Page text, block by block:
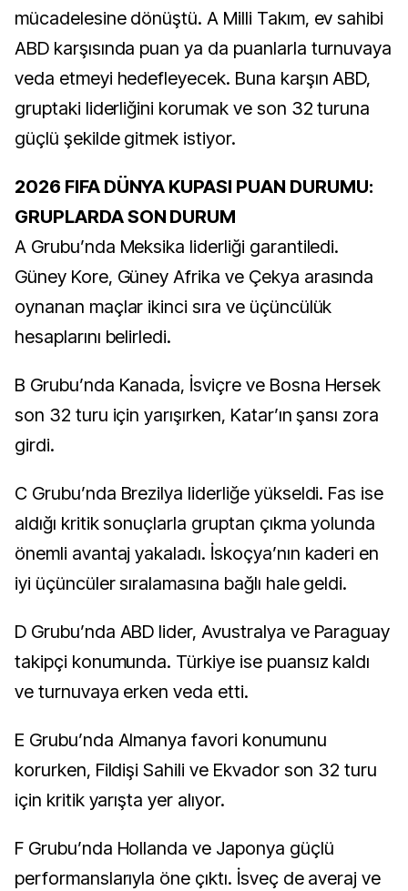
mücadelesine dönüştü. A Milli Takım, ev sahibi
ABD karşısında puan ya da puanlarla turnuvaya
veda etmeyi hedefleyecek. Buna karşın ABD,
gruptaki liderliğini korumak ve son 32 turuna
güçlü şekilde gitmek istiyor.
2026 FIFA DÜNYA KUPASI PUAN DURUMU:
GRUPLARDA SON DURUM
A Grubu’nda Meksika liderliği garantiledi.
Güney Kore, Güney Afrika ve Çekya arasında
oynanan maçlar ikinci sıra ve üçüncülük
hesaplarını belirledi.
B Grubu’nda Kanada, İsviçre ve Bosna Hersek
son 32 turu için yarışırken, Katar’ın şansı zora
girdi.
C Grubu’nda Brezilya liderliğe yükseldi. Fas ise
aldığı kritik sonuçlarla gruptan çıkma yolunda
önemli avantaj yakaladı. İskoçya’nın kaderi en
iyi üçüncüler sıralamasına bağlı hale geldi.
D Grubu’nda ABD lider, Avustralya ve Paraguay
takipçi konumunda. Türkiye ise puansız kaldı
ve turnuvaya erken veda etti.
E Grubu’nda Almanya favori konumunu
korurken, Fildişi Sahili ve Ekvador son 32 turu
için kritik yarışta yer alıyor.
F Grubu’nda Hollanda ve Japonya güçlü
performanslarıyla öne çıktı. İsveç de averaj ve